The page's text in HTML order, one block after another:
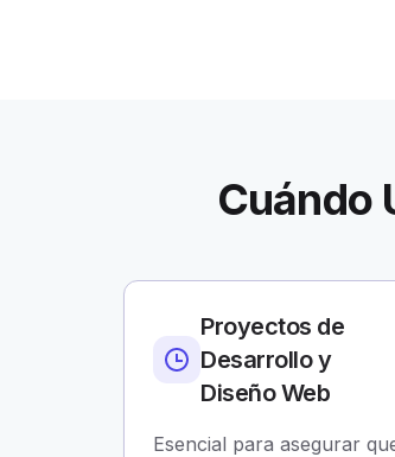
Cuándo
Proyectos de
Desarrollo y
Diseño Web
Esencial para asegurar